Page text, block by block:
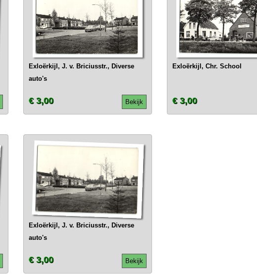
Exloërkijl, J. v. Briciusstr., Diverse
auto's
Bekijk
€ 3,00
Exloërkijl, Chr. School
€ 3,00
Exloërkijl, J. v. Briciusstr., Diverse
auto's
Bekijk
€ 3,00